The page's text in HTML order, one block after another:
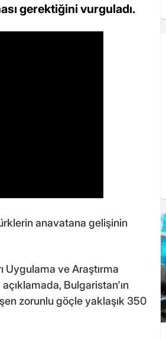
gerektiğini vurguladı.
anavatana gelişinin
Uygulama ve Araştırma
açıklamada, Bulgaristan'ın
zorunlu göçle yaklaşık 350